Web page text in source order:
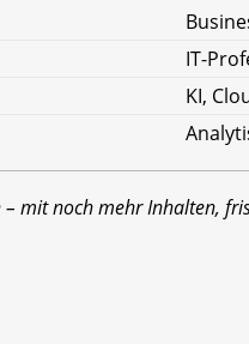
IT-
KI,
– mit noch mehr Inhalten,